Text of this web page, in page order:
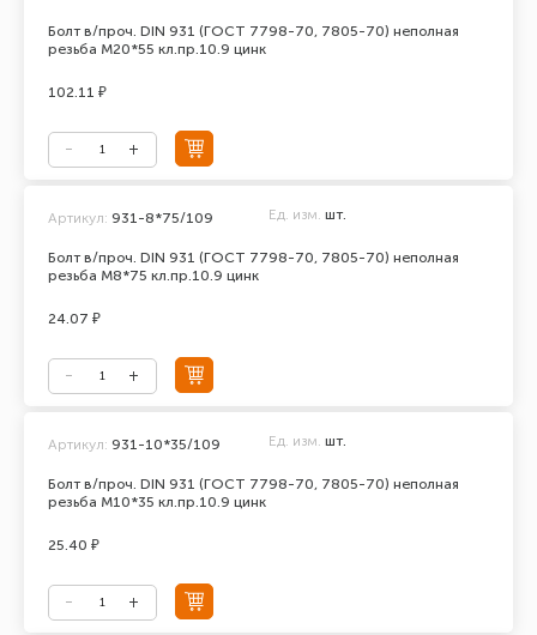
Болт в/проч. DIN 931 (ГОСТ 7798-70, 7805-70) неполная
резьба М20*55 кл.пр.10.9 цинк
102.11 ₽
Болт в/проч. DIN 931 (ГОСТ 7798-70, 7805-70) неполная
резьба М8*75 кл.пр.10.9 цинк
Артикул: 931-8*75/109 Ед. изм. шт.
24.07 ₽
Болт в/проч. DIN 931 (ГОСТ 7798-70, 7805-70) неполная
резьба М10*35 кл.пр.10.9 цинк
Артикул: 931-10*35/109 Ед. изм. шт.
25.40 ₽